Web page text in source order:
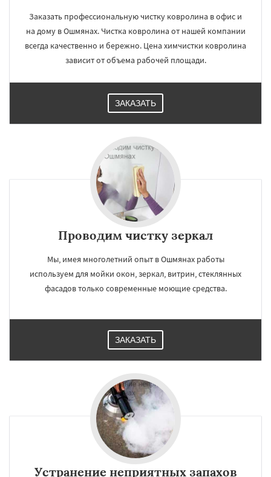
Заказать профессиональную чистку ковролина в офис и
на дому в Ошмянах. Чистка ковролина от нашей компании
всегда качественно и бережно. Цена химчистки ковролина
зависит от объема рабочей площади.
ЗАКАЗАТЬ
Проводим чистку зеркал
Мы, имея многолетний опыт в Ошмянах работы
используем для мойки окон, зеркал, витрин, стеклянных
фасадов только современные моющие средства.
ЗАКАЗАТЬ
Устранение неприятных запахов